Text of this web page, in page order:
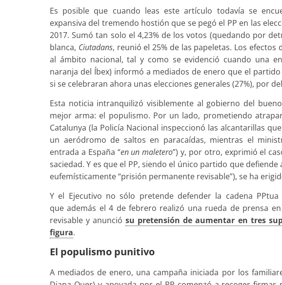
Es posible que cuando leas este artículo todavía se
expansiva del tremendo hostión que se pegó el PP en las
2017. Sumó tan solo el 4,23% de los votos (quedando por
blanca, Ciutadans, reunió el 25% de las papeletas. Los
al ámbito nacional, tal y como se evidenció cuando una
naranja del Íbex) informó a mediados de enero que el
si se celebraran ahora unas elecciones generales (27%), por
Esta noticia intranquilizó visiblemente al gobierno del
mejor arma: el populismo. Por un lado, prometiendo
Catalunya (la Policía Nacional inspeccionó las alcantarillas
un aeródromo de saltos en paracaídas, mientras el
entrada a España “en un maletero”) y, por otro, exprimió el
saciedad. Y es que el PP, siendo el único partido que
eufemísticamente “prisión permanente revisable”), se ha
Y el Ejecutivo no sólo pretende defender la cadena
que además el 4 de febrero realizó una rueda de prensa
revisable y anunciósu pretensión de aumentar en tres
figura.
El populismo punitivo
A mediados de enero, una campaña iniciada por los